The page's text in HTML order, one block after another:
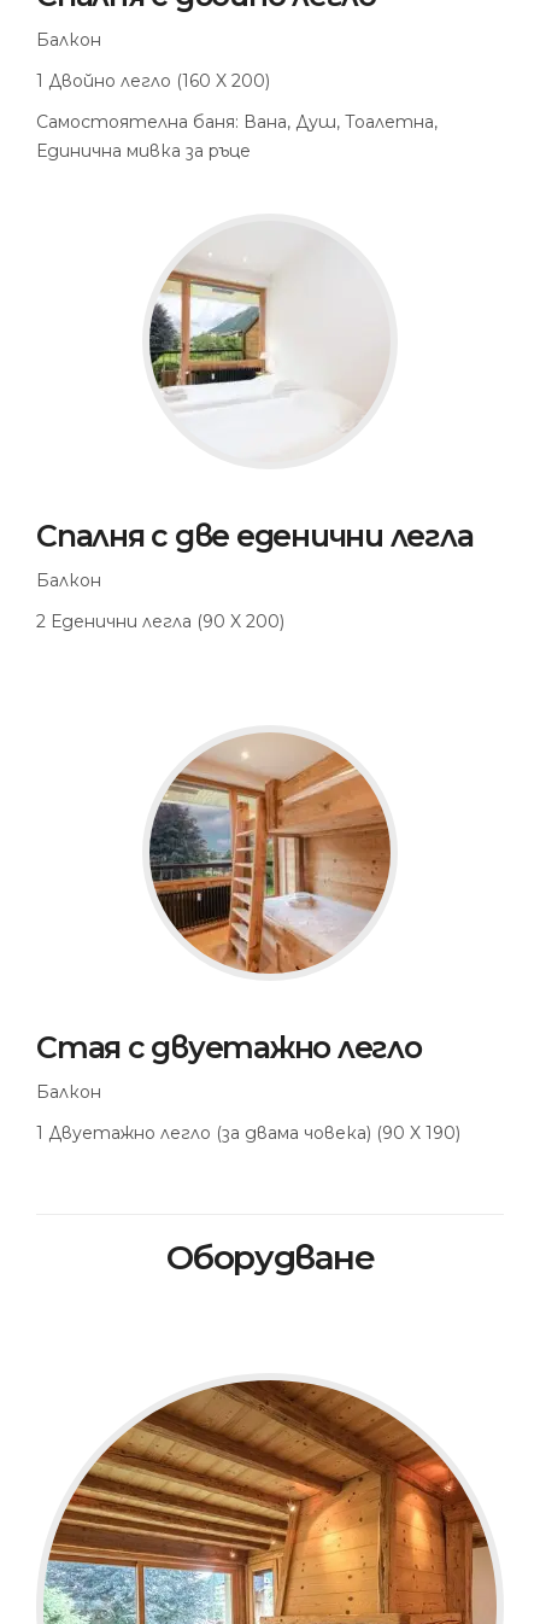
Балкон
1 Двойно легло (160 X 200)
Самостоятелна баня: Вана, Душ, Тоалетна,
Единична мивка за ръце
Спалня с две еденични легла
Балкон
2 Еденични легла (90 X 200)
Стая с двуетажно легло
Балкон
1 Двуетажно легло (за двама човека) (90 X 190)
Оборудване